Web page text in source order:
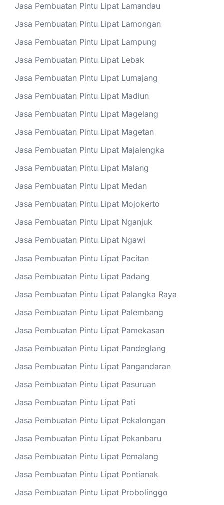
Jasa Pembuatan Pintu Lipat Lamandau
Jasa Pembuatan Pintu Lipat Lamongan
Jasa Pembuatan Pintu Lipat Lampung
Jasa Pembuatan Pintu Lipat Lebak
Jasa Pembuatan Pintu Lipat Lumajang
Jasa Pembuatan Pintu Lipat Madiun
Jasa Pembuatan Pintu Lipat Magelang
Jasa Pembuatan Pintu Lipat Magetan
Jasa Pembuatan Pintu Lipat Majalengka
Jasa Pembuatan Pintu Lipat Malang
Jasa Pembuatan Pintu Lipat Medan
Jasa Pembuatan Pintu Lipat Mojokerto
Jasa Pembuatan Pintu Lipat Nganjuk
Jasa Pembuatan Pintu Lipat Ngawi
Jasa Pembuatan Pintu Lipat Pacitan
Jasa Pembuatan Pintu Lipat Padang
Jasa Pembuatan Pintu Lipat Palangka Raya
Jasa Pembuatan Pintu Lipat Palembang
Jasa Pembuatan Pintu Lipat Pamekasan
Jasa Pembuatan Pintu Lipat Pandeglang
Jasa Pembuatan Pintu Lipat Pangandaran
Jasa Pembuatan Pintu Lipat Pasuruan
Jasa Pembuatan Pintu Lipat Pati
Jasa Pembuatan Pintu Lipat Pekalongan
Jasa Pembuatan Pintu Lipat Pekanbaru
Jasa Pembuatan Pintu Lipat Pemalang
Jasa Pembuatan Pintu Lipat Pontianak
Jasa Pembuatan Pintu Lipat Probolinggo